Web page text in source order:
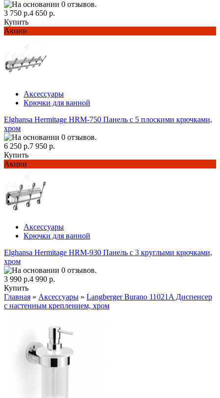
3 750 р.4 650 р.
Купить
Акции
Аксессуары
Крючки для ванной
Elghansa Hermitage HRM-750 Панель с 5 плоскими крючками,
хром
6 250 р.7 950 р.
Купить
Акции
Аксессуары
Крючки для ванной
Elghansa Hermitage HRM-930 Панель с 3 круглыми крючками,
хром
3 990 р.4 990 р.
Купить
Главная » Аксессуары » Langberger Burano 11021A Диспенсер
с настенным креплением, хром